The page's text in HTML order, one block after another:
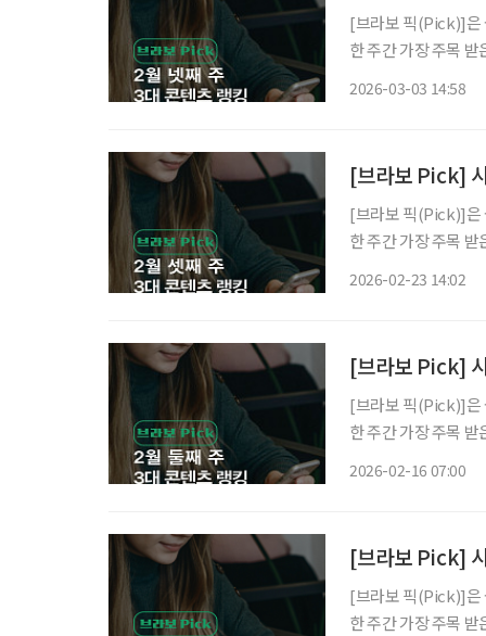
[브라보 픽(Pick)]은
한 주간 가장 주목
2026-03-03 14:58
[브라보 Pick]
[브라보 픽(Pick)]은
한 주간 가장 주목
2026-02-23 14:02
[브라보 Pick]
[브라보 픽(Pick)]은
한 주간 가장 주목
2026-02-16 07:00
[브라보 Pick]
[브라보 픽(Pick)]은
한 주간 가장 주목